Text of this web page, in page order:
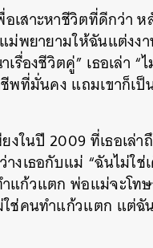
อเสาะหาชีวิตที่ดีกว่า
พยายามให้ฉันแต่งง
องชีวิตคู่” เธอเล่า “
ที่มั่นคง แถมเขาก็เ
ในปี 2009 ที่เธอเล่า
เธอกับแม่ “ฉันไม่ใ
ำแก้วแตก พ่อแม่จะโ
ใช่คนทำแก้วแตก แต่